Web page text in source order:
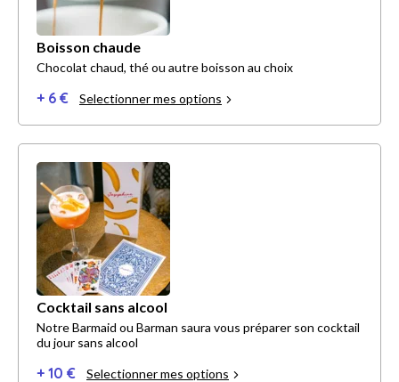
Boisson chaude
Chocolat chaud, thé ou autre boisson au choix
+ 6 € Selectionner mes options
Cocktail sans alcool
Notre Barmaid ou Barman saura vous préparer son cocktail
du jour sans alcool
+ 10 € Selectionner mes options